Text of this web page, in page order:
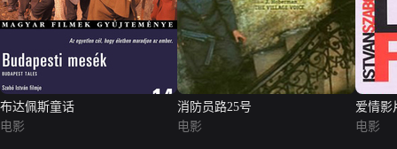
布达佩斯童话
电影
消防员路25号
电影
爱情影
电影